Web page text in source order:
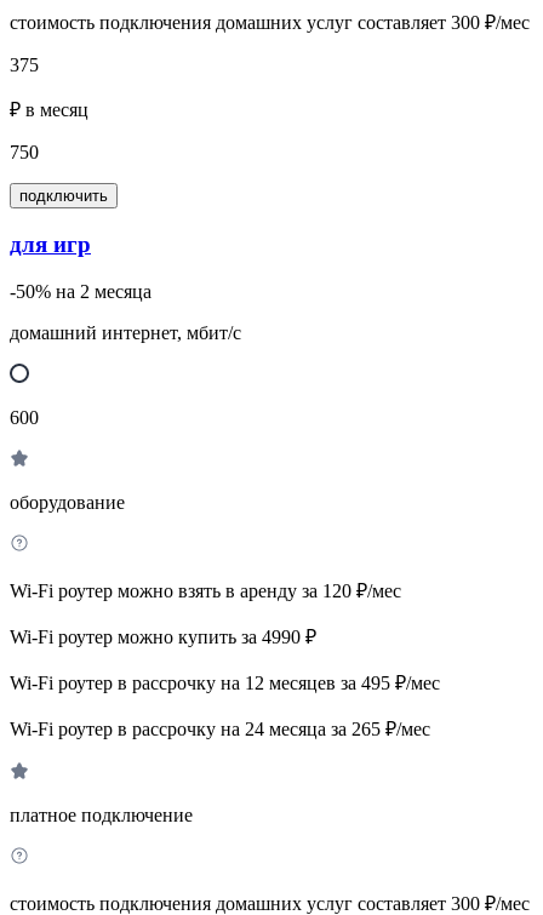
стоимость подключения домашних услуг составляет 300 ₽/мес
375
₽ в месяц
750
подключить
для игр
-50% на 2 месяца
домашний интернет, мбит/с
600
оборудование
Wi-Fi роутер можно взять в аренду за 120 ₽/мес
Wi-Fi роутер можно купить за 4990 ₽
Wi-Fi роутер в рассрочку на 12 месяцев за 495 ₽/мес
Wi-Fi роутер в рассрочку на 24 месяца за 265 ₽/мес
платное подключение
стоимость подключения домашних услуг составляет 300 ₽/мес